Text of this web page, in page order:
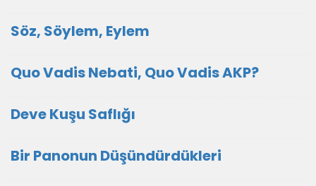
Söz, Söylem, Eylem
Quo Vadis Nebati, Quo Vadis AKP?
Deve Kuşu Saflığı
Bir Panonun Düşündürdükleri